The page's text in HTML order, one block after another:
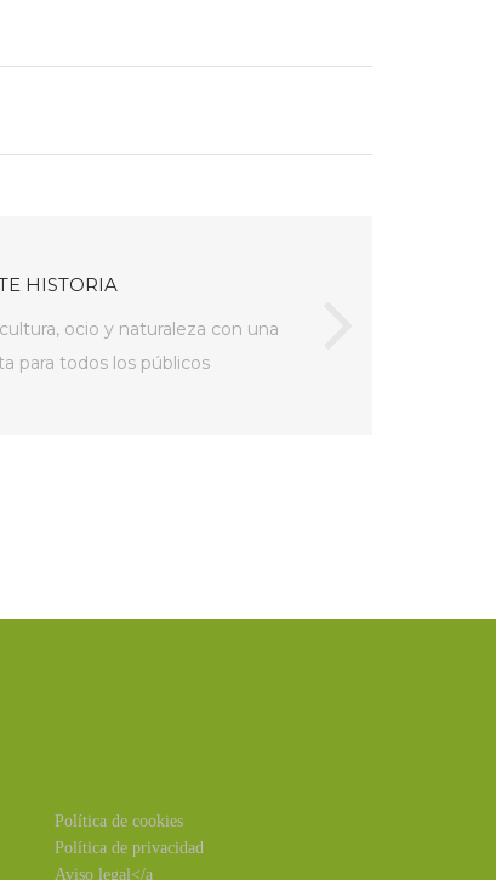
HISTORIA
ocio y naturaleza con una
para todos los públicos
Política de cookies
Política de privacidad
Aviso legal</a